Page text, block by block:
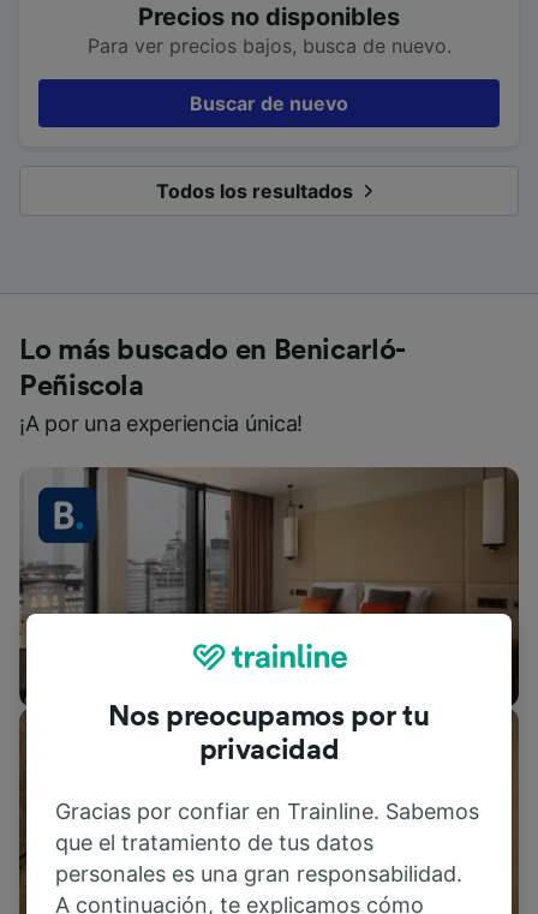
Precios no disponibles
Para ver precios bajos, busca de nuevo.
Buscar de nuevo
Todos los resultados
Lo más buscado en Benicarló-
Peñiscola
¡A por una experiencia única!
Alojamientos
Nos preocupamos por tu
privacidad
Gracias por confiar en Trainline. Sabemos
que el tratamiento de tus datos
personales es una gran responsabilidad.
A continuación, te explicamos cómo